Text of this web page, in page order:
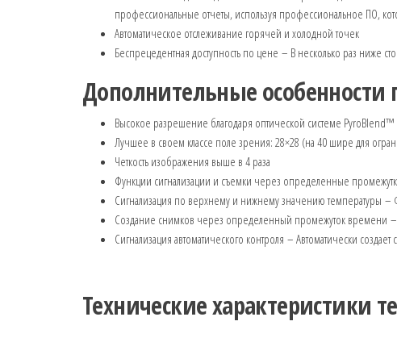
профессиональные отчеты, используя профессиональное ПО,
Автоматическое отслеживание горячей и холодной точек
Беспрецедентная доступность по цене – В несколько раз ниже
Дополнительные особенности
Высокое разрешение благодаря оптической системе PyroBlend™
Лучшее в своем классе поле зрения: 28×28 (на 40 шире для
Четкость изображения выше в 4 раза
Функции сигнализации и съемки через определенные
Сигнализация по верхнему и нижнему значению температуры –
Создание снимков через определенный промежуток времени
Сигнализация автоматического контроля – Автоматически
Технические характеристики